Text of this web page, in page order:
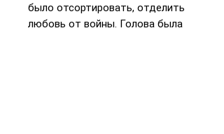
было отсортировать, отделить
любовь от войны. Голова была